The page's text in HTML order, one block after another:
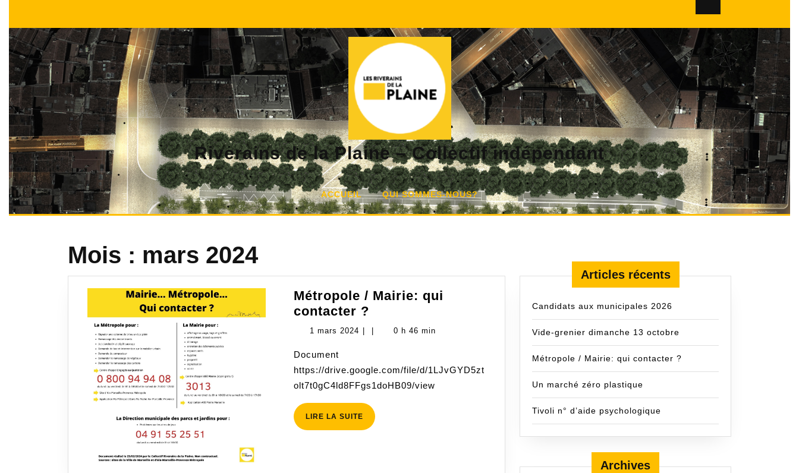
content
Riverains de la Plaine – Collectif indépendant
ACCUEIL QUI SOMMES-NOUS?
Mois : mars 2024
Métropole / Mairie: qui
contacter ?
/
contacter
?
1 mars 2024 1
0 h 46 min
Document
https://drive.google.com/file/d/1LJvGYD5zt
olt7t0gC4ld8FFgs1doHB09/view
LIRE LA SUITE LIRE
LA
Articles récents
Candidats aux municipales 2026
Vide-grenier dimanche 13 octobre
Métropole / Mairie: qui contacter ?
Un marché zéro plastique
Tivoli n° d’aide psychologique
Archives